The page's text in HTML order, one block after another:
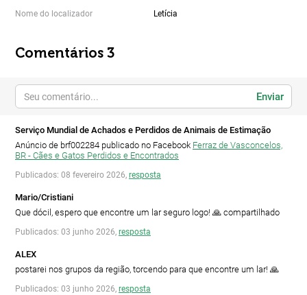
Nome do localizador Letícia
Comentários 3
Enviar
Serviço Mundial de Achados e Perdidos de Animais de Estimação
Anúncio de brf002284 publicado no Facebook Ferraz de Vasconcelos,
BR - Cães e Gatos Perdidos e Encontrados
Publicados: 08 fevereiro 2026, resposta
Mario/Cristiani
Que dócil, espero que encontre um lar seguro logo! 🙏 compartilhado
Publicados: 03 junho 2026, resposta
ALEX
postarei nos grupos da região, torcendo para que encontre um lar! 🙏
Publicados: 03 junho 2026, resposta